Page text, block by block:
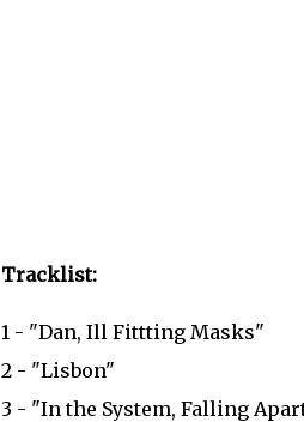
Tracklist:
1 - "Dan, Ill Fittting Masks"
2 - "Lisbon"
3 - "In the System, Falling